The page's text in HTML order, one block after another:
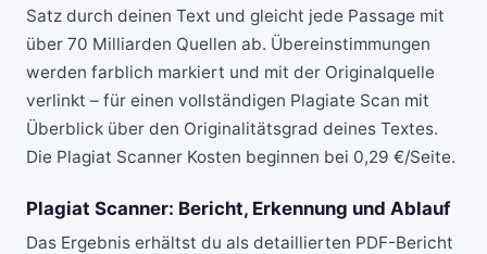
Satz durch deinen Text und gleicht jede Passage mit
über 70 Milliarden Quellen ab. Übereinstimmungen
werden farblich markiert und mit der Originalquelle
verlinkt – für einen vollständigen Plagiate Scan mit
Überblick über den Originalitätsgrad deines Textes.
Die Plagiat Scanner Kosten beginnen bei 0,29 €/Seite.
Plagiat Scanner: Bericht, Erkennung und Ablauf
Das Ergebnis erhältst du als detaillierten PDF-Bericht